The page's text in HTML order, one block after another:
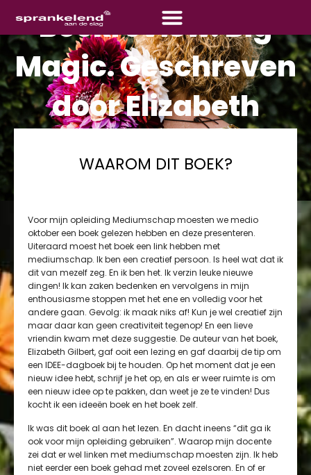
Boekreview: Big
Magic. Geschreven
door Elizabeth
WAAROM DIT BOEK?
Voor mijn opleiding Mediumschap moesten we medio
oktober een boek gelezen hebben en deze presenteren.
Uiteraard moest het boek een link hebben met
mediumschap. Ik ben een creatief persoon. Is heel wat dat ik
dit van mezelf zeg. En ik ben het. Ik verzin leuke nieuwe
dingen! Ik kan zaken bedenken en vervolgens in mijn
enthousiasme stoppen met het ene en volledig voor het
andere gaan. Gevolg: ik maak niks af! Kun je wel creatief zijn
maar daar kan geen creativiteit tegenop! En een lieve
vriendin kwam met deze suggestie. De auteur van het boek,
Elizabeth Gilbert, gaf ooit een lezing en gaf daarbij de tip om
een IDEE-dagboek bij te houden. Op het moment dat je een
nieuw idee hebt, schrijf je het op, en als er weer ruimte is om
een nieuw idee op te pakken, dan weet je ze te vinden! Dus
kocht ik een ideeën boek en het boek zelf.
Ik was dit boek al aan het lezen. En dacht ineens “dit ga ik
ook voor mijn opleiding gebruiken”. Waarop mijn docente
zei dat er wel linken met mediumschap moesten zijn. Ik heb
niet eerder een boek gehad met zoveel ezelsoren. En of er